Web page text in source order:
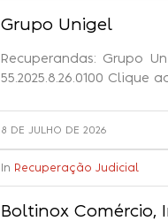
Grupo Unigel
Recuperandas: Grupo
55.2025.8.26.0100
8 DE JULHO DE 2026
In Recuperação Judicial
Boltinox Comércio,